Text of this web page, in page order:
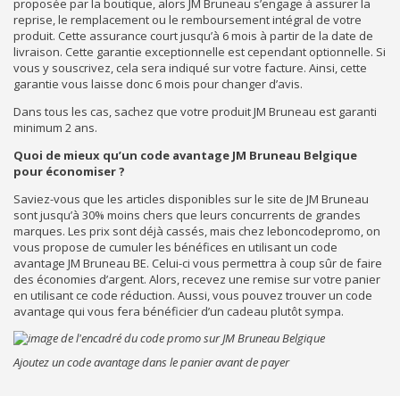
proposée par la boutique, alors JM Bruneau s’engage à assurer la
reprise, le remplacement ou le remboursement intégral de votre
produit. Cette assurance court jusqu’à 6 mois à partir de la date de
livraison. Cette garantie exceptionnelle est cependant optionnelle. Si
vous y souscrivez, cela sera indiqué sur votre facture. Ainsi, cette
garantie vous laisse donc 6 mois pour changer d’avis.
Dans tous les cas, sachez que votre produit JM Bruneau est garanti
minimum 2 ans.
Quoi de mieux qu’un code avantage JM Bruneau Belgique
pour économiser ?
Saviez-vous que les articles disponibles sur le site de JM Bruneau
sont jusqu’à 30% moins chers que leurs concurrents de grandes
marques. Les prix sont déjà cassés, mais chez leboncodepromo, on
vous propose de cumuler les bénéfices en utilisant un code
avantage JM Bruneau BE. Celui-ci vous permettra à coup sûr de faire
des économies d’argent. Alors, recevez une remise sur votre panier
en utilisant ce code réduction. Aussi, vous pouvez trouver un code
avantage qui vous fera bénéficier d’un cadeau plutôt sympa.
Ajoutez un code avantage dans le panier avant de payer